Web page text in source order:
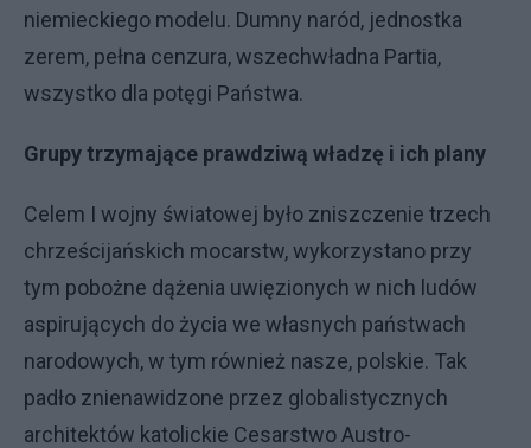
niemieckiego modelu. Dumny naród, jednostka
zerem, pełna cenzura, wszechwładna Partia,
wszystko dla potęgi Państwa.
Grupy trzymające prawdziwą władzę i ich plany
Celem I wojny światowej było zniszczenie trzech
chrześcijańskich mocarstw, wykorzystano przy
tym pobożne dążenia uwięzionych w nich ludów
aspirujących do życia we własnych państwach
narodowych, w tym również nasze, polskie. Tak
padło znienawidzone przez globalistycznych
architektów katolickie Cesarstwo Austro-